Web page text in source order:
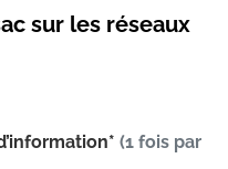
sur les réseaux
(1 fois par